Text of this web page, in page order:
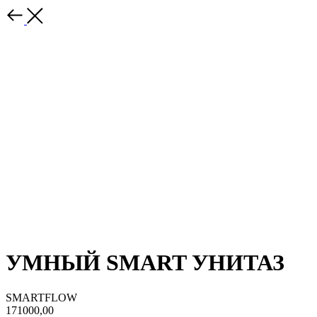
УМНЫЙ SMART УНИТАЗ
SMARTFLOW
171000,00